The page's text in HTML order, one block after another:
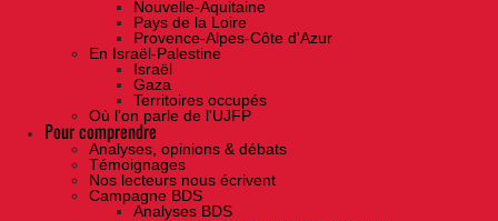
Nouvelle-Aquitaine
Pays de la Loire
Provence-Alpes-Côte d'Azur
En Israël-Palestine
Israël
Gaza
Territoires occupés
Où l'on parle de l'UJFP
Pour comprendre
Analyses, opinions & débats
Témoignages
Nos lecteurs nous écrivent
Campagne BDS
Analyses BDS